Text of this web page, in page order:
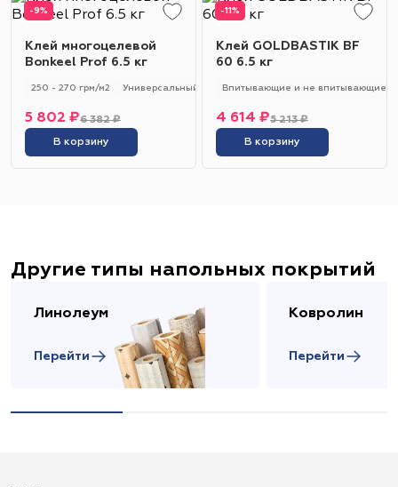
-9%
Клей многоцелевой
Bonkeel Prof 6.5 кг
250 - 270 грм/м2 Универсальный 250 - 270 гр/м2
6 382 ₽
5 802 ₽
В корзину
-11%
Клей GOLDBASTIK BF
60 6.5 кг
Впитывающие и не впитывающие
5 213 ₽
4 614 ₽
В корзину
Другие типы напольных покрытий
Линолеум
Перейти
Ковролин
Перейти